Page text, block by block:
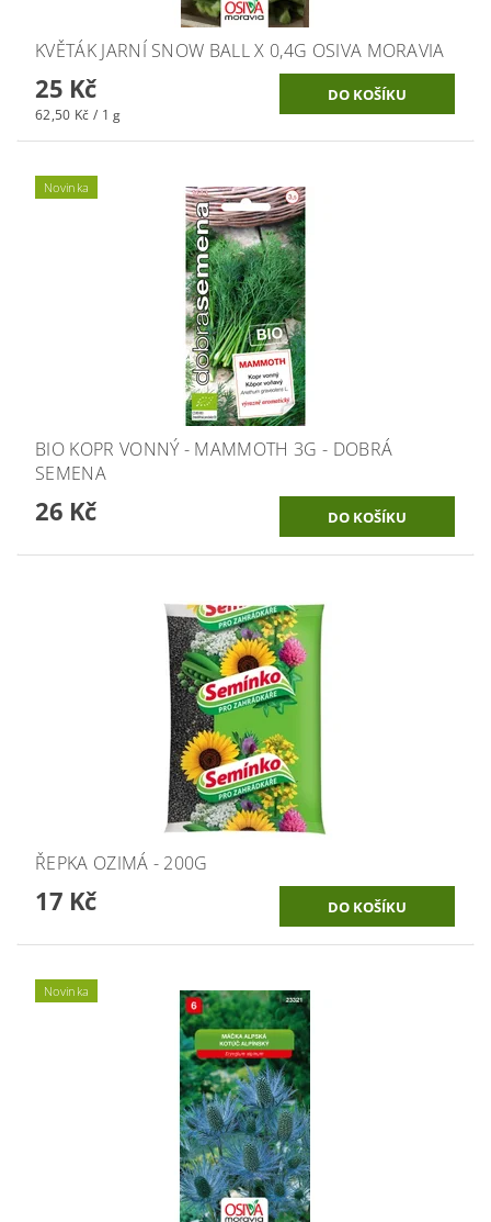
KVĚTÁK JARNÍ SNOW BALL X 0,4G OSIVA MORAVIA
25 Kč
62,50 Kč / 1 g
Novinka
BIO KOPR VONNÝ - MAMMOTH 3G - DOBRÁ
SEMENA
26 Kč
ŘEPKA OZIMÁ - 200G
17 Kč
Novinka